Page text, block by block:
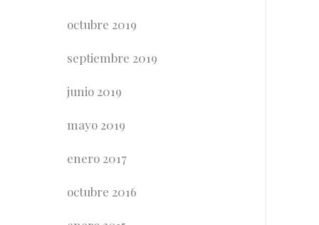
octubre 2019
septiembre 2019
junio 2019
mayo 2019
enero 2017
octubre 2016